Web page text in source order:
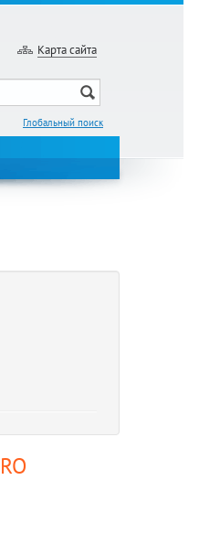
Карта сайта
Глобальный поиск